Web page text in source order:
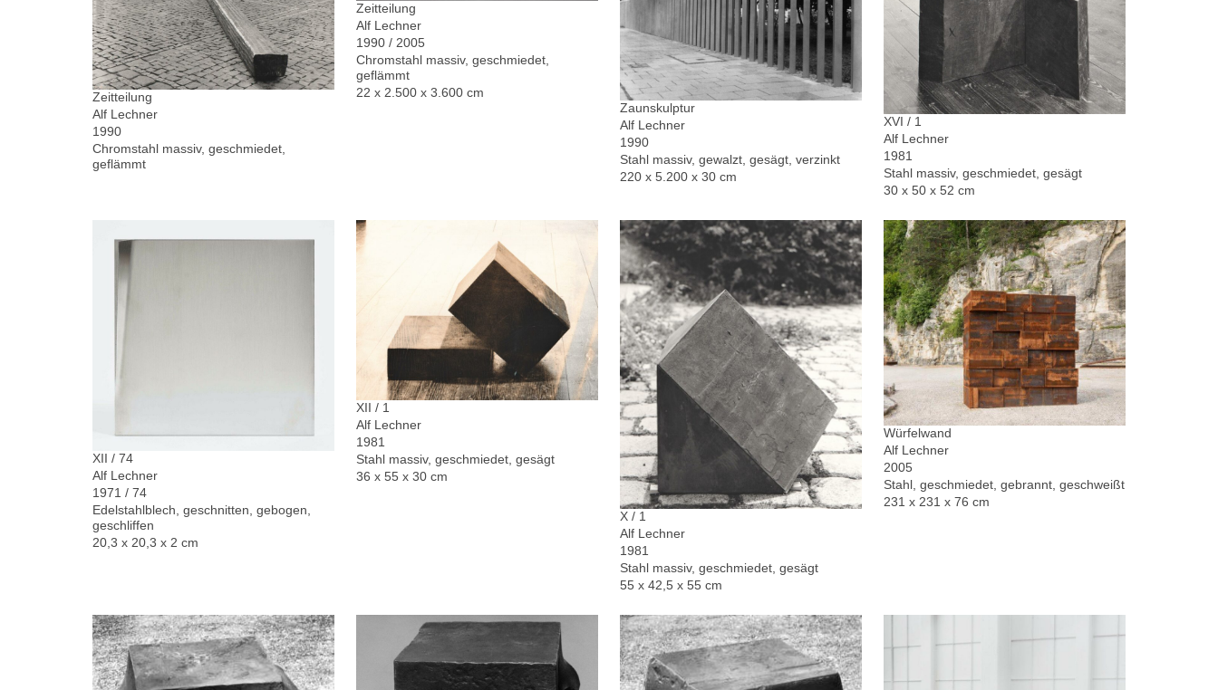
Zeitteilung
Alf Lechner
1990
Chromstahl massiv, geschmiedet,
geflämmt
Zeitteilung
Alf Lechner
1990 / 2005
Chromstahl massiv, geschmiedet,
geflämmt
22 x 2.500 x 3.600 cm
Zaunskulptur
Alf Lechner
1990
Stahl massiv, gewalzt, gesägt, verzinkt
220 x 5.200 x 30 cm
XVI / 1
Alf Lechner
1981
Stahl massiv, geschmiedet, gesägt
30 x 50 x 52 cm
XII / 74
Alf Lechner
1971 / 74
Edelstahlblech, geschnitten, gebogen,
geschliffen
20,3 x 20,3 x 2 cm
XII / 1
Alf Lechner
1981
Stahl massiv, geschmiedet, gesägt
36 x 55 x 30 cm
X / 1
Alf Lechner
1981
Stahl massiv, geschmiedet, gesägt
55 x 42,5 x 55 cm
Würfelwand
Alf Lechner
2005
Stahl, geschmiedet, gebrannt, geschweißt
231 x 231 x 76 cm